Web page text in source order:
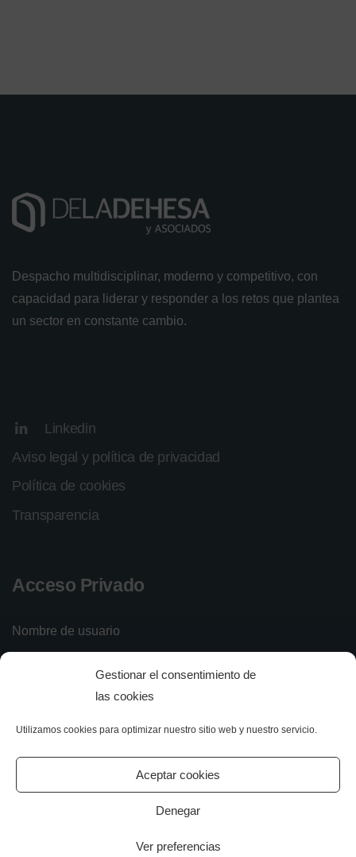
Gestionar el consentimiento de
las cookies
Utilizamos cookies para optimizar nuestro sitio web y nuestro servicio.
Aceptar cookies
Denegar
Ver preferencias
Despacho multidisciplinar, moderno y competitivo, con
capacidad para liderar y responder a los retos que plantea
un sector en constante cambio.
Linkedin
Aviso legal y política de privacidad
Política de cookies
Transparencia
Acceso Privado
Nombre de usuario
Olvidé mi contraseña